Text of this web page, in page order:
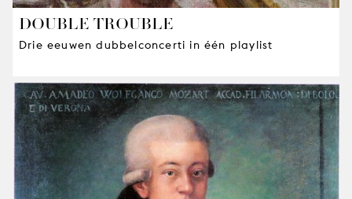
DOUBLE TROUBLE
Drie eeuwen dubbelconcerti in één playlist